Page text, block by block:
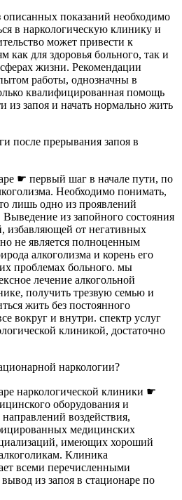
показаний необходимо
в наркологическую клинику и
может привести к
как для здоровья больного, так и
жизни. Рекомендации
работы, однозначны в
квалифицированная помощь
из запоя и начать нормально жить
после прерывания запоя в
☛ первый шаг в начале пути, по
Необходимо понимать,
лишь одно из проявлений
из запойного состояния
избавляющей от негативных
не является полноценным
алкоголизма и корень его
проблемах больного. мы
лечение алкогольной
получить трезвую семью и
жить без постоянного
вокруг и внутри. спектр услуг
клиникой, достаточно
наркологии?
наркологической клиники ☛
оборудования и
воздействия,
медицинских
имеющих хороший
Клиника
всеми перечисленными
из запоя в стационаре по